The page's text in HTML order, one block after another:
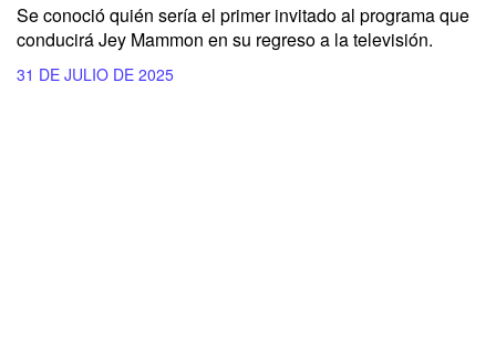
Se conoció quién sería el primer invitado al programa que
conducirá Jey Mammon en su regreso a la televisión.
31 DE JULIO DE 2025